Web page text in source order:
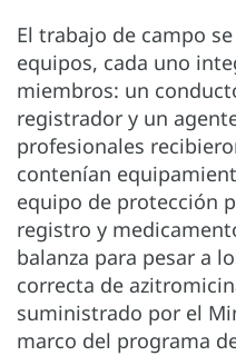
El trabajo de campo
equipos, cada uno
miembros: un
registrador y un
profesionales
contenían
equipo de protección
registro y
balanza para pesar a
correcta de
suministrado por el
marco del programa